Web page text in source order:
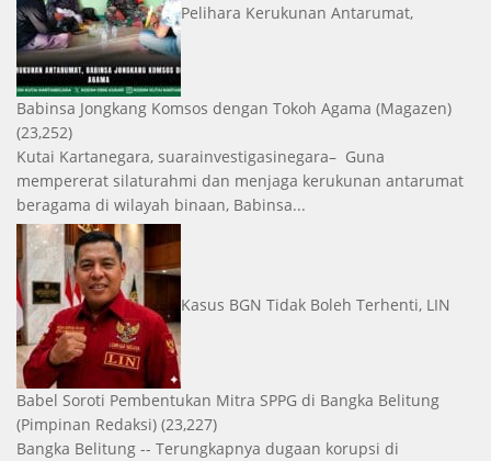
Pelihara Kerukunan Antarumat,
Babinsa Jongkang Komsos dengan Tokoh Agama (Magazen)
(23,252)
Kutai Kartanegara, suarainvestigasinegara– Guna
mempererat silaturahmi dan menjaga kerukunan antarumat
beragama di wilayah binaan, Babinsa...
Kasus BGN Tidak Boleh Terhenti, LIN
Babel Soroti Pembentukan Mitra SPPG di Bangka Belitung
(Pimpinan Redaksi) (23,227)
Bangka Belitung -- Terungkapnya dugaan korupsi di